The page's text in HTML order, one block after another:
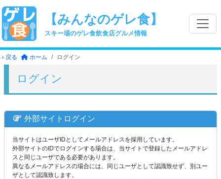
【みんなのゲレ食】
スキー場のゲレ食飲食店グルメ情報
‹ 戻る ホーム ログイン
ログイン
外部サイトログイン
当サイトはユーザIDとしてメールアドレスを採用しています。
外部サイトのIDでログインする場合は、当サイトで登録したメールアドレ
スと同じユーザである必要があります。
異なるメールアドレスの場合には、同じユーザとして認識致せず、別ユー
ザとして認識致します。